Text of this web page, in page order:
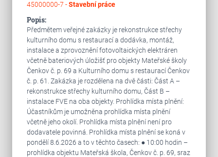
45000000-7 -Stavební práce
Popis:
Předmětem veřejné zakázky je rekonstrukce střechy
kulturního domu s restaurací a dodávka, montáž,
instalace a zprovoznění fotovoltaických elektráren
včetně bateriových úložišť pro objekty Mateřské školy
Čenkov č. p. 69 a Kulturního domu s restaurací Čenkov
č. p. 61. Zakázka je rozdělena na dvě části: Část A –
rekonstrukce střechy kulturního domu, Část B –
instalace FVE na oba objekty. Prohlídka místa plnění:
Účastníkům je umožněna prohlídka místa plnění
včetně jeho okolí. Prohlídka místa plnění není pro
dodavatele povinná. Prohlídka místa plnění se koná v
pondělí 8.6.2026 a to v těchto časech: ● 10:00 hodin –
prohlídka objektu Mateřská škola, Čenkov č. p. 69, sraz